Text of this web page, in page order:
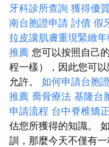
牙科診所查詢 獲得優
南台胞證申請 討債 假
拉皮讓肌膚重現緊緻年
推薦 您可以按照自己
程一樣），因此您可
允許。 如何申請台胞證
推薦 喬骨療法 基隆台
申請流程 台中脊椎矯正
估您所獲得的知識。
訓，那麼今天不僅有